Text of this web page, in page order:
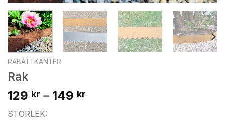
RABATTKANTER
Rak
129 kr – 149 kr
STORLEK: